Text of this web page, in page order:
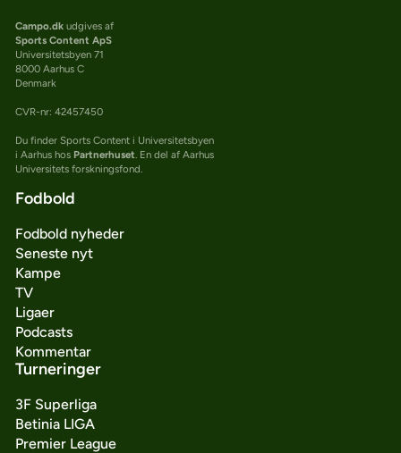
Campo.dkudgives af
Sports Content ApS
Universitetsbyen 71
8000 Aarhus C
Denmark
CVR-nr: 42457450
Du finder Sports Content i Universitetsbyen
i Aarhus hos Partnerhuset. En del af Aarhus
Universitets forskningsfond.
Fodbold
Fodbold nyheder
Seneste nyt
Kampe
TV
Ligaer
Podcasts
Kommentar
Turneringer
3F Superliga
Betinia LIGA
Premier League